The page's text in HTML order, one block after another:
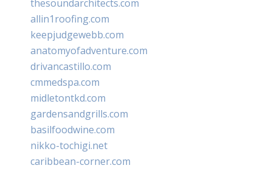
thesoundarchitects.com
allin1roofing.com
keepjudgewebb.com
anatomyofadventure.com
drivancastillo.com
cmmedspa.com
midletontkd.com
gardensandgrills.com
basilfoodwine.com
nikko-tochigi.net
caribbean-corner.com